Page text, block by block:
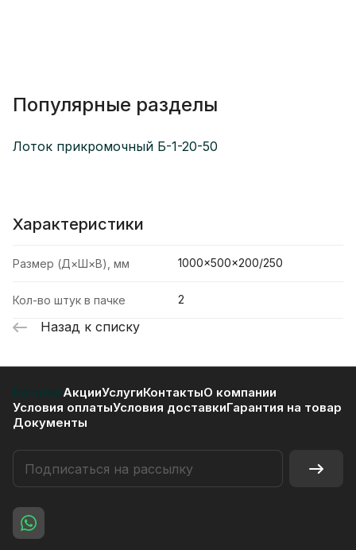
Популярные разделы
Лоток прикромочный Б-1-20-50
Характеристики
Размер (Д×Ш×В), мм 1000×500×200/250
Кол-во штук в пачке 2
Назад к списку
КаталогАкцииУслугиКонтактыО компании
Условия оплатыУсловия доставкиГарантия на товар
Документы